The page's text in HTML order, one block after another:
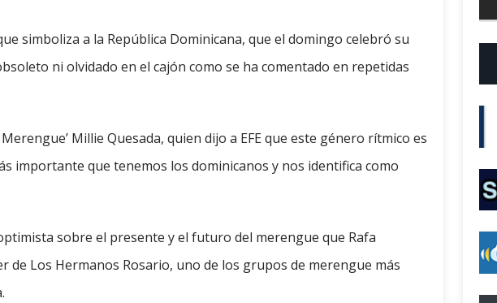
simboliza a la República Dominicana, que el domingo celebró su
ni olvidado en el cajón como se ha comentado en repetidas
Merengue’ Millie Quesada, quien dijo a EFE que este género rítmico es
importante que tenemos los dominicanos y nos identifica como
sobre el presente y el futuro del merengue que Rafa
de Los Hermanos Rosario, uno de los grupos de merengue más